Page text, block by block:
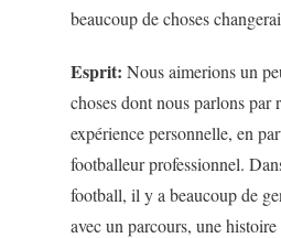
beaucoup de choses
Esprit: Nous aimerions un
choses dont nous parlons par
expérience personnelle, en
footballeur professionnel.
football, il y a beaucoup de
avec un parcours, une